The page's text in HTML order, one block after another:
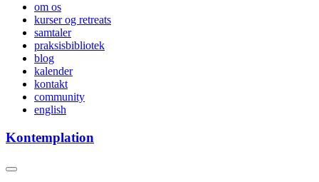
om os
kurser og retreats
samtaler
praksisbibliotek
blog
kalender
kontakt
community
english
Kontemplation